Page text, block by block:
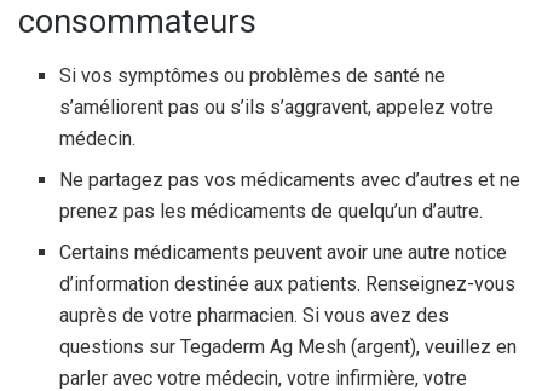
consommateurs
Si vos symptômes ou problèmes de santé ne
s’améliorent pas ou s’ils s’aggravent, appelez votre
médecin.
Ne partagez pas vos médicaments avec d’autres et ne
prenez pas les médicaments de quelqu’un d’autre.
Certains médicaments peuvent avoir une autre notice
d’information destinée aux patients. Renseignez-vous
auprès de votre pharmacien. Si vous avez des
questions sur Tegaderm Ag Mesh (argent), veuillez en
parler avec votre médecin, votre infirmière, votre